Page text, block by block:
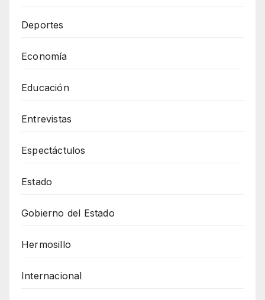
Deportes
Economía
Educación
Entrevistas
Espectáctulos
Estado
Gobierno del Estado
Hermosillo
Internacional